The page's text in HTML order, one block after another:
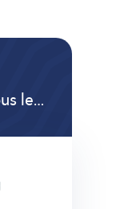
Multisports (Extrascolaire tous les mercredis)